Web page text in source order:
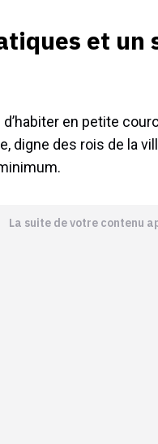
et
en petite
digne des rois de la
La suite de votre contenu